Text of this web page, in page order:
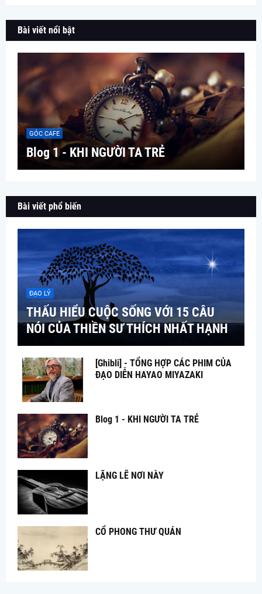
Bài viết nổi bật
GÓC CAFE
Blog 1 - KHI NGƯỜI TA TRẺ
Bài viết phổ biến
ĐẠO LÝ
THẤU HIỂU CUỘC SỐNG VỚI 15 CÂU
NÓI CỦA THIỀN SƯ THÍCH NHẤT HẠNH
[Ghibli] - TỔNG HỢP CÁC PHIM CỦA
ĐẠO DIỄN HAYAO MIYAZAKI
Blog 1 - KHI NGƯỜI TA TRẺ
LẶNG LẼ NƠI NÀY
CỔ PHONG THƯ QUÁN